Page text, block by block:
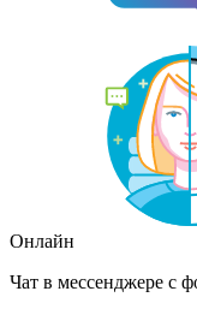
Онлайн
Чат в мессенджере с